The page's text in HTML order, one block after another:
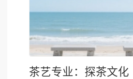
茶艺专业：探茶文化